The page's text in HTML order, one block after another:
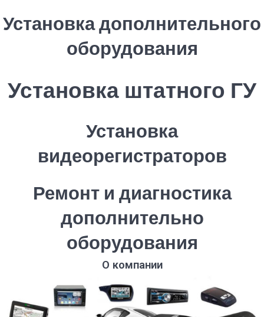
Установка дополнительного
оборудования
Установка штатного ГУ
Установка
видеорегистраторов
Ремонт и диагностика
дополнительно
оборудования
О компании